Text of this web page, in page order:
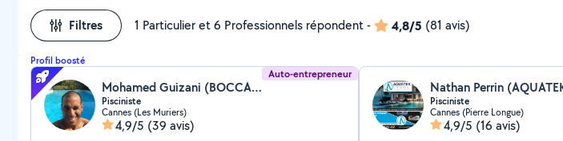
Filtres 1 Particulier et 6 Professionnels répondent- 4,8/5 (81 avis)
Profil boosté
Auto-entrepreneur
Mohamed Guizani (BOCCA PISCINES)
Pisciniste
Cannes (Les Muriers)
4,9/5 (39 avis)
Pisciniste
Cannes (Pierre Longue)
4,9/5 (16 avis)